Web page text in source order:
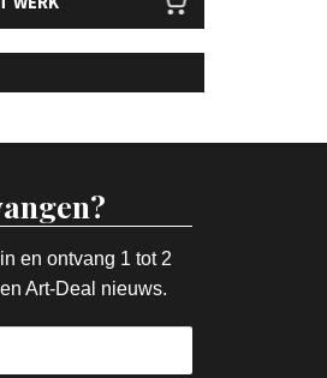
en ontvang 1 tot 2
Art-Deal nieuws.